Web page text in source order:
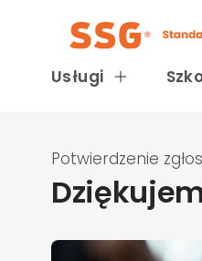
Usługi
Potwierdzenie